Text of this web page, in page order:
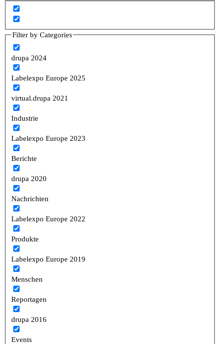
Filter by Categories
drupa 2024
Labelexpo Europe 2025
virtual.drupa 2021
Industrie
Labelexpo Europe 2023
Berichte
drupa 2020
Nachrichten
Labelexpo Europe 2022
Produkte
Labelexpo Europe 2019
Menschen
Reportagen
drupa 2016
Events